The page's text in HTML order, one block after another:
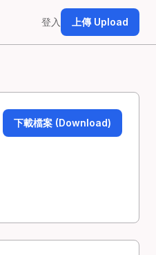
登入 上傳 Upload
下載檔案 (Download)